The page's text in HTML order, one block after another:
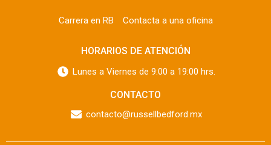
Carrera en RB Contacta a una oficina
HORARIOS DE ATENCIÓN
Lunes a Viernes de 9:00 a 19:00 hrs.
CONTACTO
contacto@russellbedford.mx